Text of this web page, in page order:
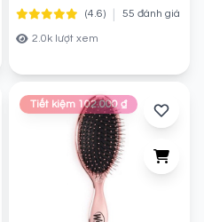
(4.6) 55 đánh giá
2.0k lượt xem
Tiết kiệm 102.000 ₫